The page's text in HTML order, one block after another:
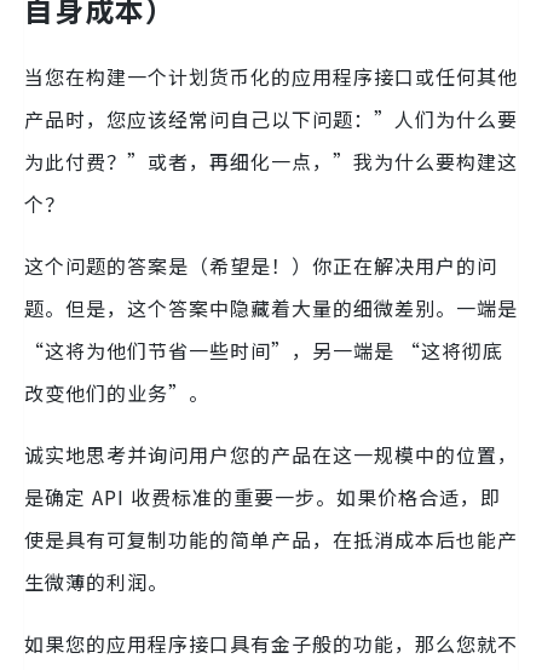
自身成本）
当您在构建一个计划货币化的应用程序接口或任何其他
产品时，您应该经常问自己以下问题：”人们为什么要
为此付费？”或者，再细化一点，”我为什么要构建这
个？
这个问题的答案是（希望是！）你正在解决用户的问
题。但是，这个答案中隐藏着大量的细微差别。一端是
“这将为他们节省一些时间”，另一端是 “这将彻底
改变他们的业务”。
诚实地思考并询问用户您的产品在这一规模中的位置，
是确定 API 收费标准的重要一步。如果价格合适，即
使是具有可复制功能的简单产品，在抵消成本后也能产
生微薄的利润。
如果您的应用程序接口具有金子般的功能，那么您就不